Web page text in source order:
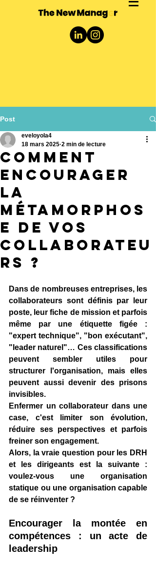
Post
Comment
encourager
la
métamorphos
e de vos
collaborateu
rs ?
eveloyola4
18 mars 2025 2 min de lecture
Dans de nombreuses entreprises, les
collaborateurs sont définis par leur
poste, leur fiche de mission et parfois
même par une étiquette figée :
"expert technique", "bon exécutant",
"leader naturel"… Ces classifications
peuvent sembler utiles pour
structurer l'organisation, mais elles
peuvent aussi devenir des prisons
invisibles.
Enfermer un collaborateur dans une
case, c'est limiter son évolution,
réduire ses perspectives et parfois
freiner son engagement.
Alors, la vraie question pour les DRH
voulez-vous une organisation
statique ou une organisation capable
de se réinventer ?
Encourager la montée en
compétences : un acte de
leadership